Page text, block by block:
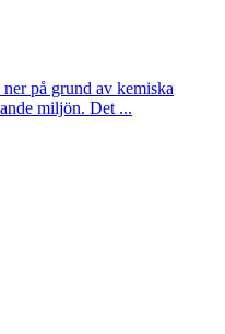
på grund av kemiska
miljön. Det ...